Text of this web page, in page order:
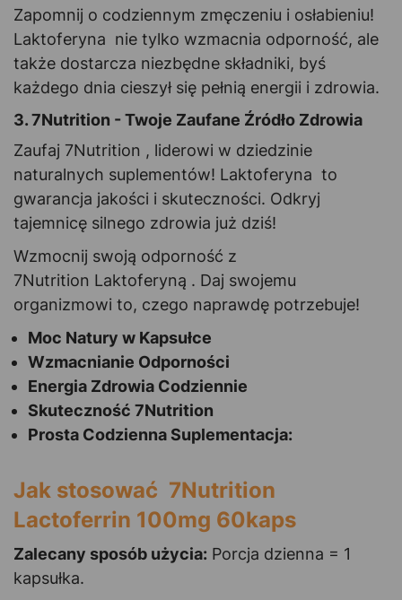
Zapomnij o codziennym zmęczeniu i osłabieniu!
Laktoferyna nie tylko wzmacnia odporność, ale
także dostarcza niezbędne składniki, byś
każdego dnia cieszył się pełnią energii i zdrowia.
3. 7Nutrition - Twoje Zaufane Źródło Zdrowia
Zaufaj 7Nutrition , liderowi w dziedzinie
naturalnych suplementów! Laktoferyna to
gwarancja jakości i skuteczności. Odkryj
tajemnicę silnego zdrowia już dziś!
Wzmocnij swoją odporność z
7Nutrition Laktoferyną . Daj swojemu
organizmowi to, czego naprawdę potrzebuje!
Moc Natury w Kapsułce
Wzmacnianie Odporności
Energia Zdrowia Codziennie
Skuteczność 7Nutrition
Prosta Codzienna Suplementacja:
Jak stosować 7Nutrition
Lactoferrin 100mg 60kaps
Zalecany sposób użycia: Porcja dzienna = 1
kapsułka.